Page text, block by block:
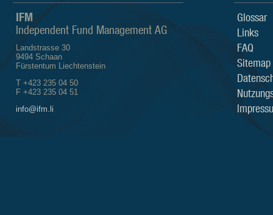
IFM
Independent Fund Management AG
Landstrasse 30
9494 Schaan
Fürstentum Liechtenstein
T +423 235 04 50
F +423 235 04 51
info@ifm.li
Glossar
Links
FAQ
Sitemap